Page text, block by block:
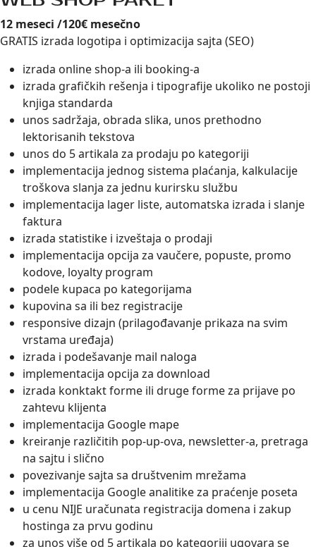
12 meseci /120€ mesečno
GRATIS izrada logotipa i optimizacija sajta (SEO)
izrada online shop-a ili booking-a
izrada grafičkih rešenja i tipografije ukoliko ne postoji
knjiga standarda
unos sadržaja, obrada slika, unos prethodno
lektorisanih tekstova
unos do 5 artikala za prodaju po kategoriji
implementacija jednog sistema plaćanja, kalkulacije
troškova slanja za jednu kurirsku službu
implementacija lager liste, automatska izrada i slanje
faktura
izrada statistike i izveštaja o prodaji
implementacija opcija za vaučere, popuste, promo
kodove, loyalty program
podele kupaca po kategorijama
kupovina sa ili bez registracije
responsive dizajn (prilagođavanje prikaza na svim
vrstama uređaja)
izrada i podešavanje mail naloga
implementacija opcija za download
izrada konktakt forme ili druge forme za prijave po
zahtevu klijenta
implementacija Google mape
kreiranje različitih pop-up-ova, newsletter-a, pretraga
na sajtu i slično
povezivanje sajta sa društvenim mrežama
implementacija Google analitike za praćenje poseta
u cenu NIJE uračunata registracija domena i zakup
hostinga za prvu godinu
za unos više od 5 artikala po kategoriji ugovara se